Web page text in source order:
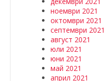
ноември 2021
октомври 2021
септември 2021
август 2021
юли 2021
юни 2021
май 2021
април 2021